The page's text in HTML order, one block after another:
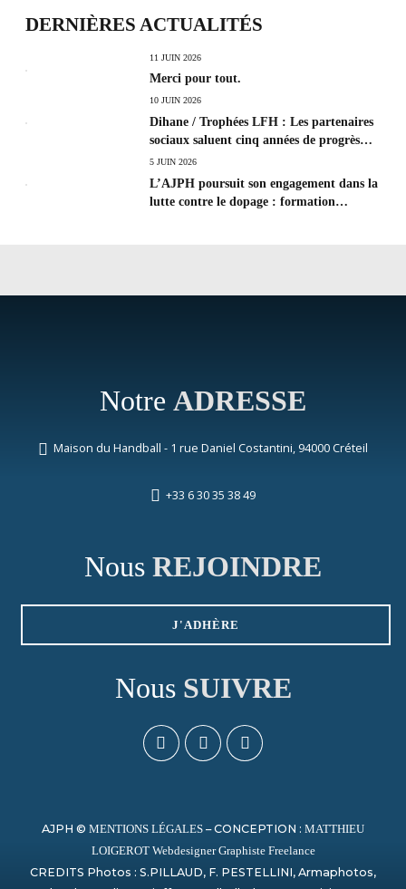
DERNIÈRES ACTUALITÉS
11 JUIN 2026
Merci pour tout.
10 JUIN 2026
Dihane / Trophées LFH : Les partenaires
sociaux saluent cinq années de progrès
social et les efforts à poursuivre !
5 JUIN 2026
L’AJPH poursuit son engagement dans la
lutte contre le dopage : formation
Notre ADRESSE
Maison du Handball - 1 rue Daniel Costantini, 94000 Créteil
+33 6 30 35 38 49
Nous REJOINDRE
J'ADHÈRE
Nous SUIVRE
AJPH © MENTIONS LÉGALES – CONCEPTION : MATTHIEU
LOIGEROT Webdesigner Graphiste Freelance
CREDITS Photos : S.PILLAUD, F. PESTELLINI, Armaphotos,